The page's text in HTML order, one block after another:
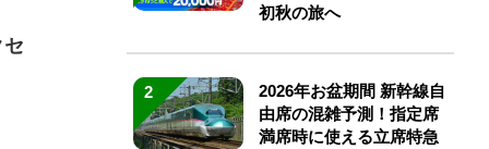
初秋の旅へ
2
2026年お盆期間 新幹線自
由席の混雑予測！指定席
満席時に使える立席特急